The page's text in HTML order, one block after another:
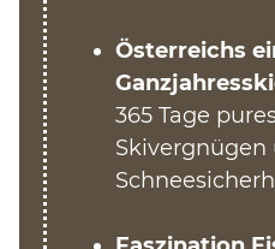
Österreichs
365 Tage
Skivergnügen